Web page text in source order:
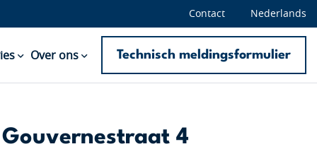
Contact Nederlands
Over ons Technisch meldingsformulier
Gouvernestraat 4